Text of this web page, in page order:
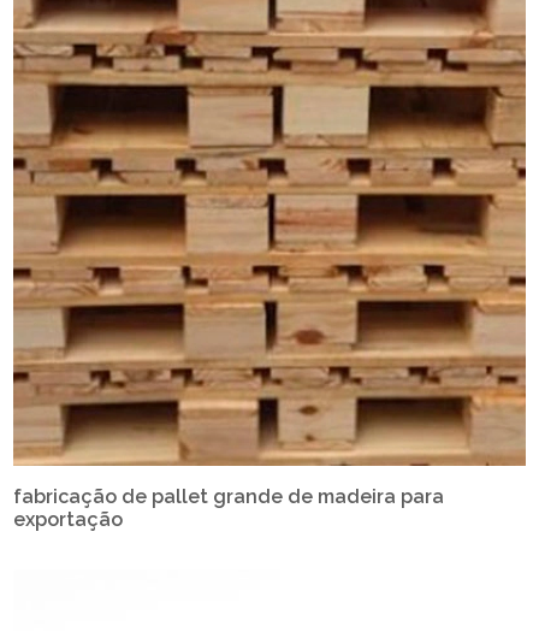
fabricação de pallet grande de madeira para
exportação